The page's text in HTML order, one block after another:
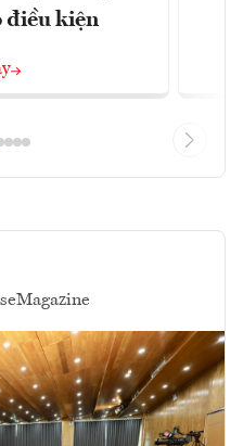
điều kiện
eMagazine